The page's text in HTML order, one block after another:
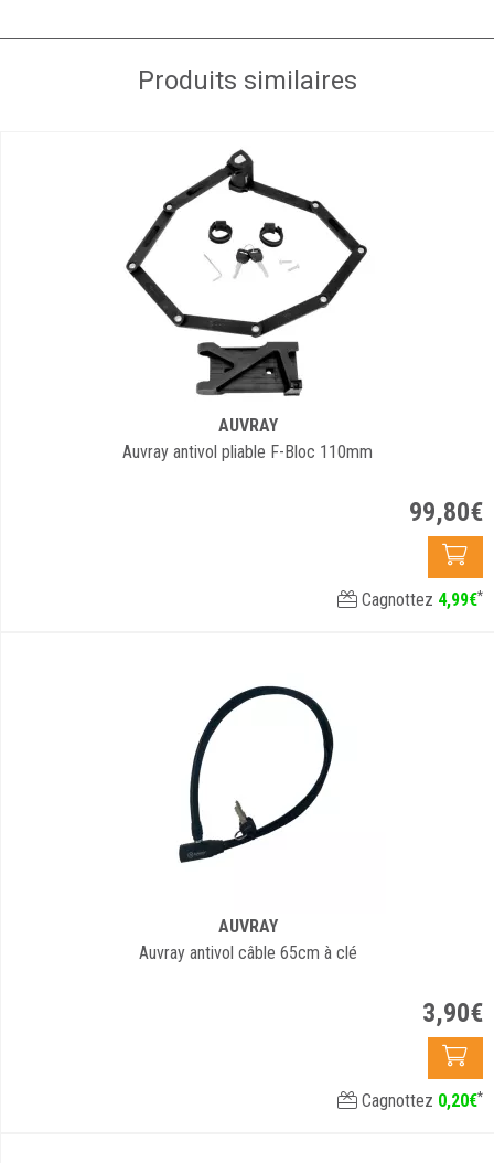
Produits similaires
AUVRAY
Auvray antivol pliable F-Bloc 110mm
99,80€
Cagnottez 4,99€*
AUVRAY
Auvray antivol câble 65cm à clé
3,90€
Cagnottez 0,20€*